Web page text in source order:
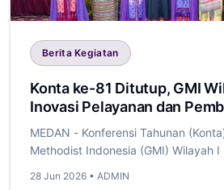
Berita Kegiatan
Konta ke-81 Ditutup, GMI
Inovasi Pelayanan dan
Muda Artikel ini telah tayang di Tribun-
Medan.com dengan judul
Ditutup, GMI Wilayah I
Pelayanan dan Pembinaan
MEDAN - Konferensi Tahunan
Methodist Indonesia (GMI) Wilayah
28 Jun 2026 • ADMIN